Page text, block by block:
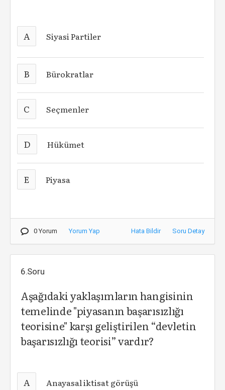
A Siyasi Partiler
B Bürokratlar
C Seçmenler
D Hükümet
E Piyasa
0 Yorum Yorum Yap Hata Bildir Soru Detay
6.Soru
Aşağıdaki yaklaşımların hangisinin
temelinde "piyasanın başarısızlığı
teorisine" karşı geliştirilen “devletin
başarısızlığı teorisi” vardır?
A Anayasal iktisat görüşü